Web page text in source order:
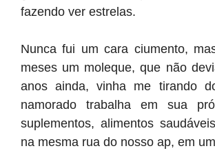
fazendo ver estrelas.
Nunca fui um cara ciumento,
meses um moleque, que não
anos ainda, vinha me tirando
namorado trabalha em sua
suplementos, alimentos
na mesma rua do nosso ap, em